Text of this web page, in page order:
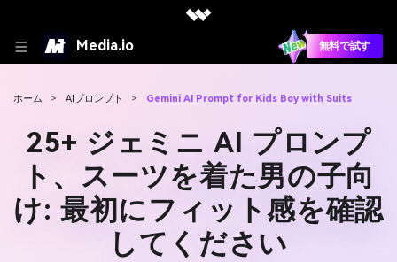
Media.io 無料で試す
ホーム > AIプロンプト > Gemini AI Prompt for Kids Boy with Suits
25+ ジェミニ AI プロンプ
ト、スーツを着た男の子向
け: 最初にフィット感を確認
してください